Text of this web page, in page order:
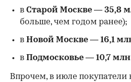
в Старой Москве — 35,8
больше, чем годом ранее);
в Новой Москве — 16,1
в Подмосковье — 10,7
Впрочем, в июле покупатели